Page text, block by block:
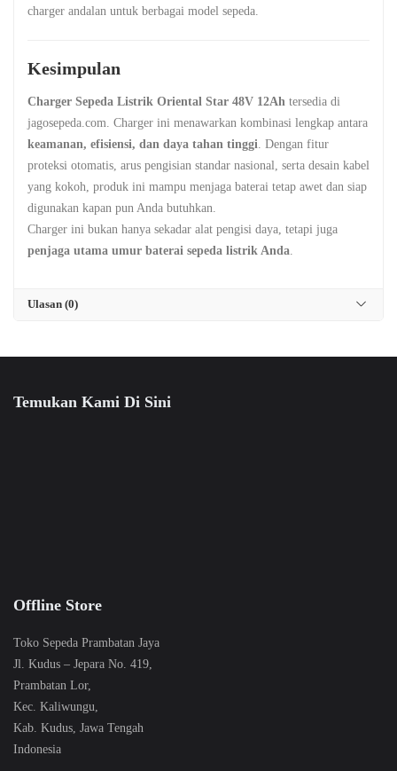
charger andalan untuk berbagai model sepeda.
Kesimpulan
Charger Sepeda Listrik Oriental Star 48V 12Ah tersedia di
jagosepeda.com. Charger ini menawarkan kombinasi lengkap antara
keamanan, efisiensi, dan daya tahan tinggi. Dengan fitur
proteksi otomatis, arus pengisian standar nasional, serta desain kabel
yang kokoh, produk ini mampu menjaga baterai tetap awet dan siap
digunakan kapan pun Anda butuhkan.
Charger ini bukan hanya sekadar alat pengisi daya, tetapi juga
penjaga utama umur baterai sepeda listrik Anda.
Ulasan (0)
Temukan Kami Di Sini
Offline Store
Toko Sepeda Prambatan Jaya
Jl. Kudus – Jepara No. 419,
Prambatan Lor,
Kec. Kaliwungu,
Kab. Kudus, Jawa Tengah
Indonesia